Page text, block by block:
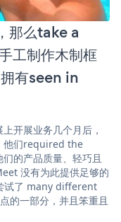
那么take a
工制作木制框
有seen in
开展业务几个月后，
他们required the
的产品质量、轻巧且
没有为此提供足够的
试了 many different
的一部分，并且笨重且